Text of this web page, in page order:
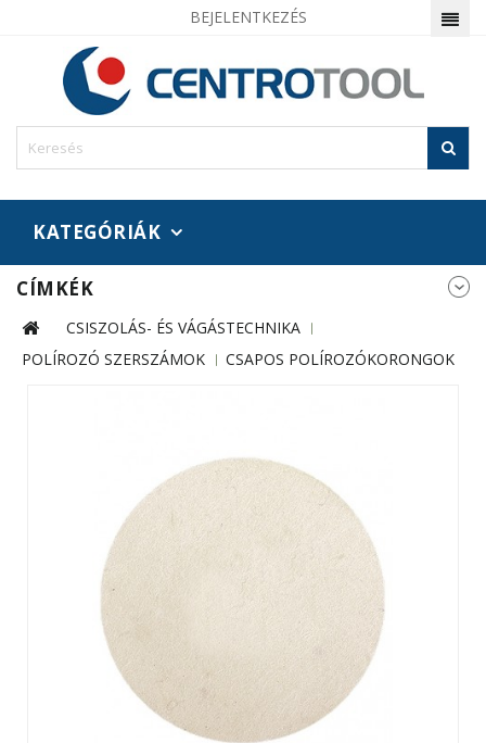
BEJELENTKEZÉS
KATEGÓRIÁK
CÍMKÉK
CSISZOLÁS- ÉS VÁGÁSTECHNIKA
POLÍROZÓ SZERSZÁMOK
CSAPOS POLÍROZÓKORONGOK